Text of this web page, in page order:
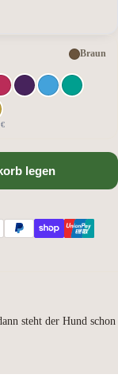
Braun
legen
steht der Hund schon
mehrere Fächer mit
Ding hat seinen